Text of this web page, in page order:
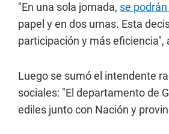
"En una sola jornada, se
papel y en dos urnas. Esta
participación y más eficiencia",
Luego se sumó el intendente
sociales: "El departamento de
ediles junto con Nación y